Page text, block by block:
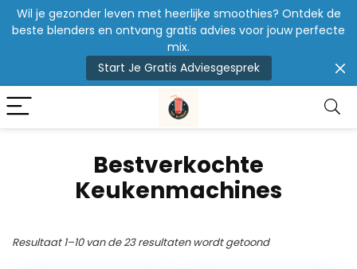
Wil je gezonder leven met heerlijke smoothies? Ontdek de
beste blenders en ontvang gratis advies voor jouw perfecte
mix.
Start Je Gratis Adviesgesprek
Bestverkochte
Keukenmachines
Resultaat 1–10 van de 23 resultaten wordt getoond